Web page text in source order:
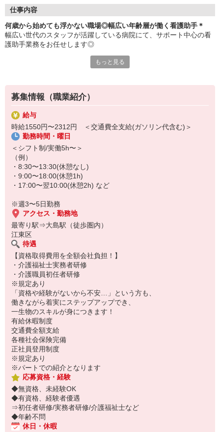
仕事内容
何歳から始めても浮かない職場◎幅広い年齢層が働く看護助手＊
幅広い世代のスタッフが活躍している病院にて、サポート中心の看
護助手業務をお任せします◎
・患者さんの生活面の介助
など
厳しい上下関係などはなく、フラットな関係性の職場で、どなたで
もすぐに馴染めます♪
お仕事はシンプルなものばかり！覚えられなくて焦るようなことは
ありません◎
もっと見る
募集情報（職業紹介）
給与
時給1550円〜2312円 ＜交通費全支給(ガソリン代含む)＞
勤務時間・曜日
＜シフト制/実働5h〜＞
（例）
・8:30〜13:30(休憩なし)
・9:00〜18:00(休憩1h)
・17:00〜翌10:00(休憩2h) など
※週3〜5日勤務
アクセス・勤務地
最寄り駅⇒大島駅（徒歩圏内）
江東区
待遇
【資格取得費用を全額会社負担！】
・介護福祉士実務者研修
・介護職員初任者研修
※規定あり
「資格や経験がないから不安…」という方も、
働きながら着実にステップアップでき、
一生物のスキルが身につきます！
有給休暇制度
交通費全額支給
各種社会保険完備
正社員登用制度
※規定あり
※パートでの紹介となります
応募資格・経験
◆無資格、未経験OK
◆有資格、経験者優遇
⇒初任者研修/実務者研修/介護福祉士など
◆年齢不問
休日・休暇